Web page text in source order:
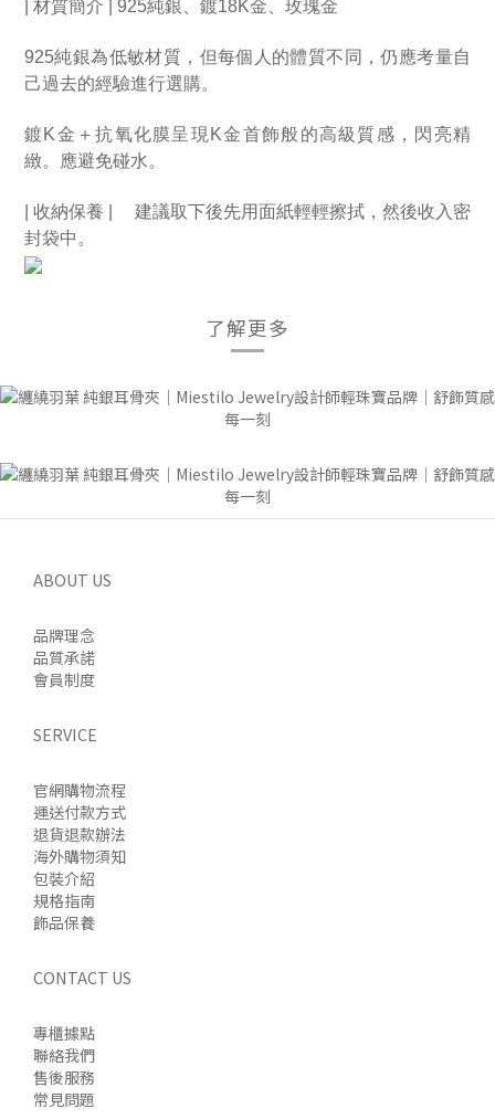
| 材質簡介 | 925純銀、 鍍18K金 、玫瑰金
925純銀為低敏材質，但每個人的體質不同，仍應考量自
己過去的經驗進行選購。
鍍K金＋抗氧化膜呈現K金首飾般的高級質感，閃亮精
緻。應避免碰水。
| 收納保養 | 　建議取下後先用面紙輕輕擦拭，然後收入密
封袋中。
了解更多
ABOUT US
品牌理念
品質承諾
會員制度
SERVICE
官網購物流程
運送付款方式
退貨退款辦法
海外購物須知
包裝介紹
規格指南
飾品保養
CONTACT US
專櫃據點
聯絡我們
售後服務
常見問題